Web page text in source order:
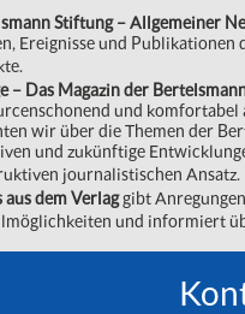
Stiftung – Allgemeiner
Ereignisse und
– Das Magazin der
und
wir über die Themen der
und zukünftige
journalistischen Ansatz.
aus dem Verlaggibt
und informiert